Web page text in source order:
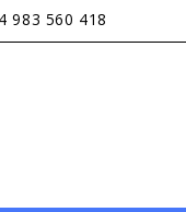
983 560 418